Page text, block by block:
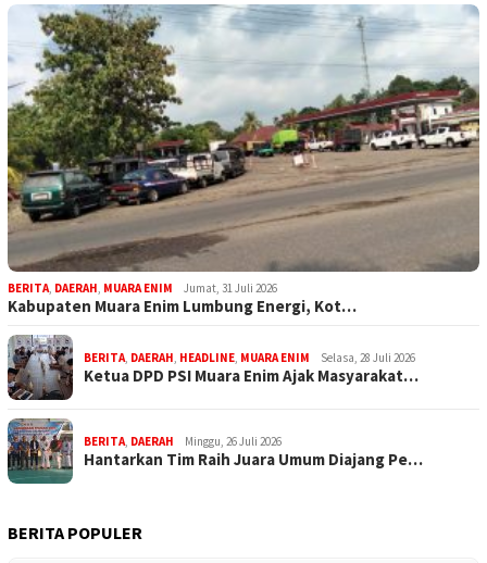
BERITA, DAERAH, MUARA ENIM Jumat, 31 Juli 2026
Kabupaten Muara Enim Lumbung Energi, Kot…
BERITA, DAERAH, HEADLINE, MUARA ENIM Selasa, 28 Juli 2026
Ketua DPD PSI Muara Enim Ajak Masyarakat…
BERITA, DAERAH Minggu, 26 Juli 2026
Hantarkan Tim Raih Juara Umum Diajang Pe…
BERITA POPULER